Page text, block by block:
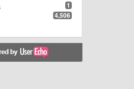
1
4,506